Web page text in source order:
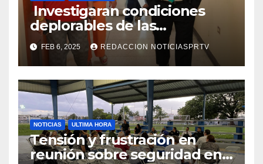
Investigaran condiciones
deplorables de las
facilidades el Departamento
de la Salud en Mayagüez
FEB 6, 2025 REDACCION NOTICIASPRTV
NOTICIAS ULTIMA HORA
Tensión y frustración en
reunión sobre seguridad en